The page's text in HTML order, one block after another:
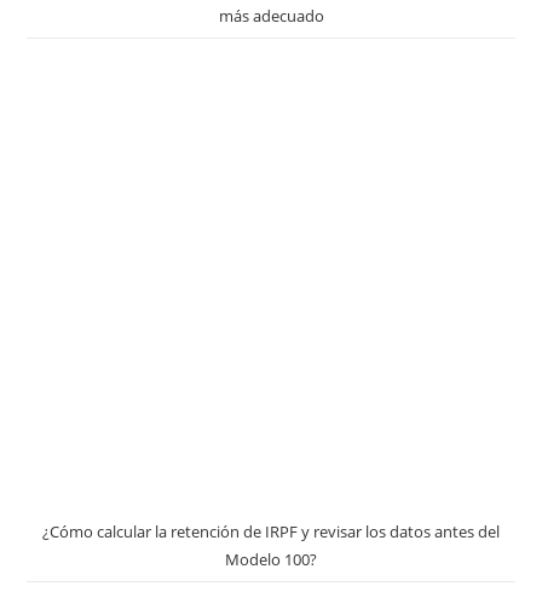
más adecuado
¿Cómo calcular la retención de IRPF y revisar los datos antes del
Modelo 100?